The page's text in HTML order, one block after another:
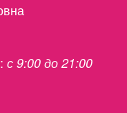
с 9:00 до 21:00